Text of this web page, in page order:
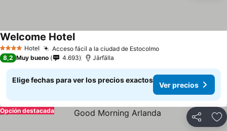
4 EstrellasHotel Acceso fácil a la ciudad de EstocolmoVer precios
Welcome HotelVer precios
8,2 Muy bueno 4.693 Järfälla
Elige fechas para ver los precios exactos
Ver precios
Compartir
Opción destacada